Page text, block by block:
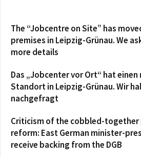
The “Jobcentre on Site” has
premises in Leipzig-Grünau. We
more details
Das „Jobcenter vor Ort“ hat einen
Standort in Leipzig-Grünau. Wir
nachgefragt
Criticism of the cobbled-together
reform: East German minister-
receive backing from the DGB